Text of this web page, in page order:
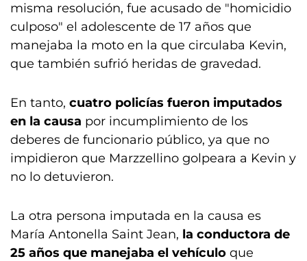
misma resolución, fue acusado de "homicidio
culposo" el adolescente de 17 años que
manejaba la moto en la que circulaba Kevin,
que también sufrió heridas de gravedad.
En tanto, cuatro policías fueron imputados
en la causa por incumplimiento de los
deberes de funcionario público, ya que no
impidieron que Marzzellino golpeara a Kevin y
no lo detuvieron.
La otra persona imputada en la causa es
María Antonella Saint Jean, la conductora de
25 años que manejaba el vehículo que